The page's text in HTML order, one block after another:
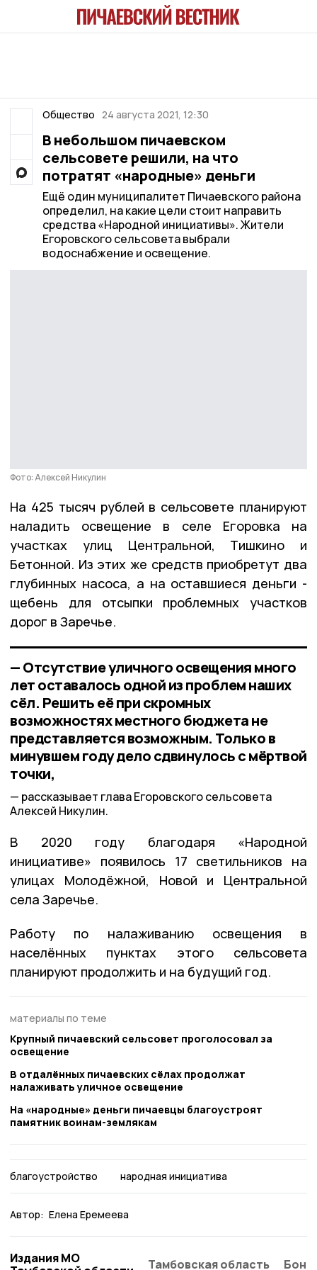
Общество 24 августа 2021, 12:30
В небольшом пичаевском
сельсовете решили, на что
потратят «народные» деньги
Ещё один муниципалитет Пичаевского района
определил, на какие цели стоит направить
средства «Народной инициативы». Жители
Егоровского сельсовета выбрали
водоснабжение и освещение.
Фото: Алексей Никулин
На 425 тысяч рублей в сельсовете планируют
наладить освещение в селе Егоровка на
участках улиц Центральной, Тишкино и
Бетонной. Из этих же средств приобретут два
глубинных насоса, а на оставшиеся деньги -
щебень для отсыпки проблемных участков
дорог в Заречье.
— Отсутствие уличного освещения много
лет оставалось одной из проблем наших
сёл. Решить её при скромных
возможностях местного бюджета не
представляется возможным. Только в
минувшем году дело сдвинулось с мёртвой
точки,
рассказывает глава Егоровского сельсовета
Алексей Никулин.
В 2020 году благодаря «Народной
инициативе» появилось 17 светильников на
улицах Молодёжной, Новой и Центральной
села Заречье.
Работу по налаживанию освещения в
населённых пунктах этого сельсовета
планируют продолжить и на будущий год.
материалы по теме
Крупный пичаевский сельсовет проголосовал за
освещение
В отдалённых пичаевских сёлах продолжат
налаживать уличное освещение
На «народные» деньги пичаевцы благоустроят
памятник воинам-землякам
благоустройство народная инициатива
Автор: Елена Еремеева
Издания МО
Тамбовская область